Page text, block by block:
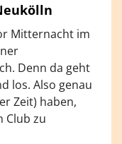
Mitternacht im
Denn da geht
los. Also genau
Zeit) haben,
Club zu